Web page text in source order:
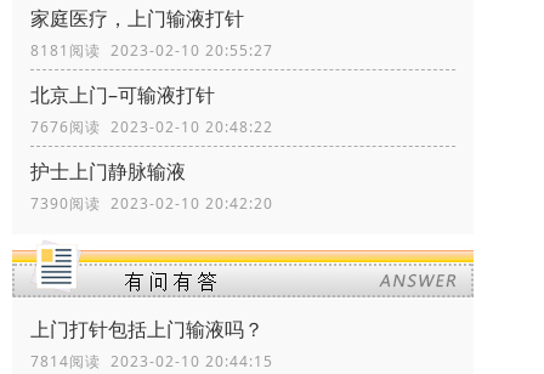
家庭医疗，上门输液打针
8181阅读 2023-02-10 20:55:27
北京上门–可输液打针
7676阅读 2023-02-10 20:48:22
护士上门静脉输液
7390阅读 2023-02-10 20:42:20
上门打针包括上门输液吗？
7814阅读 2023-02-10 20:44:15